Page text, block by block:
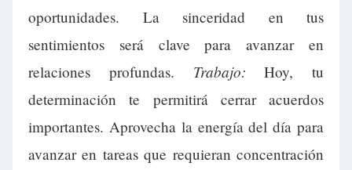
oportunidades. La sinceridad en tus
sentimientos será clave para avanzar en
relaciones profundas. Trabajo: Hoy, tu
determinación te permitirá cerrar acuerdos
importantes. Aprovecha la energía del día para
avanzar en tareas que requieran concentración